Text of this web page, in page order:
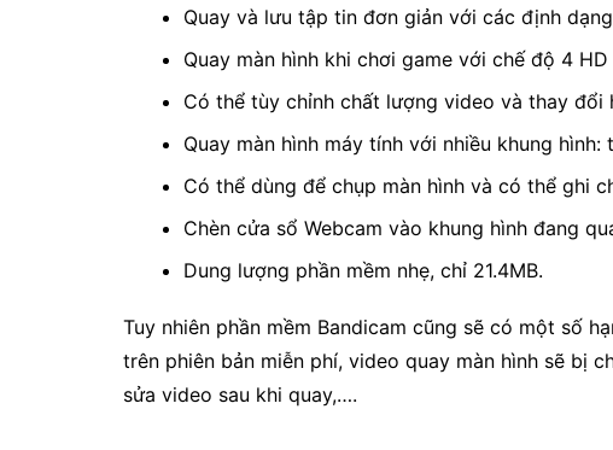
Quay và lưu tập tin đơn giản với các định
Quay màn hình khi chơi game với chế độ 4 HD
Có thể tùy chỉnh chất lượng video và thay đổi
Quay màn hình máy tính với nhiều khung
Có thể dùng để chụp màn hình và có thể ghi
Chèn cửa sổ Webcam vào khung hình đang
Dung lượng phần mềm nhẹ, chỉ 21.4MB.
Tuy nhiên phần mềm Bandicam cũng sẽ có một số
trên phiên bản miễn phí, video quay màn hình sẽ bị
sửa video sau khi quay,….